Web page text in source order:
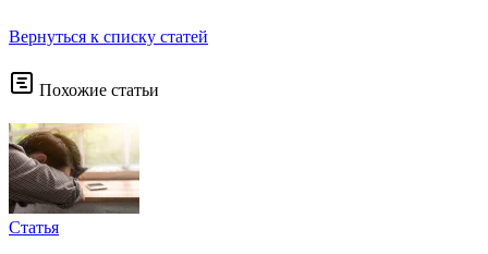
Вернуться к списку статей
Похожие статьи
Статья